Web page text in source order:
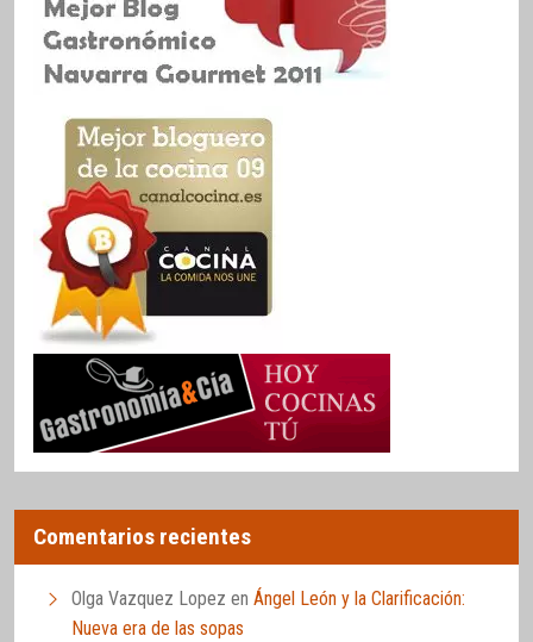
Comentarios recientes
Olga Vazquez Lopez en Ángel León y la Clarificación:
Nueva era de las sopas